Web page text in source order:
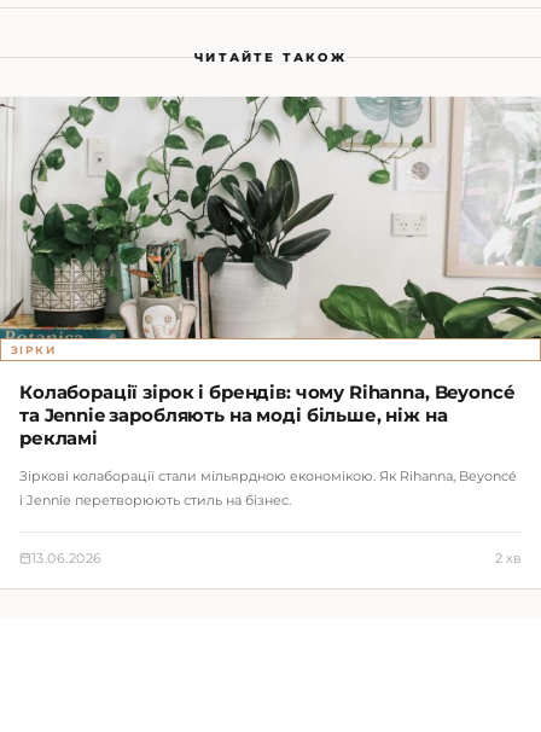
ЧИТАЙТЕ ТАКОЖ
ЗІРКИ
Колаборації зірок і брендів: чому Rihanna, Beyoncé
та Jennie заробляють на моді більше, ніж на
рекламі
Зіркові колаборації стали мільярдною економікою. Як Rihanna, Beyoncé
і Jennie перетворюють стиль на бізнес.
13.06.2026 2 хв